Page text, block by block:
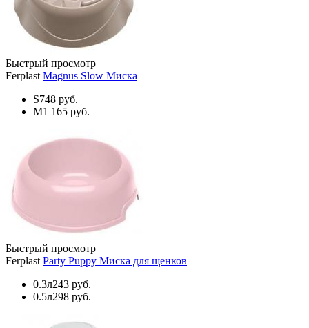
Быстрый просмотр
Ferplast Magnus Slow Миска
S748 руб.
M1 165 руб.
Быстрый просмотр
Ferplast Party Puppy Миска для щенков
0.3л243 руб.
0.5л298 руб.